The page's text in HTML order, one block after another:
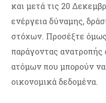
και μετά τις 20
ενέργεια δύναμης,
στόχων. Προσέξτε
παράγοντας
ατόμων που μπορούν
οικονομικά δεδομένα.